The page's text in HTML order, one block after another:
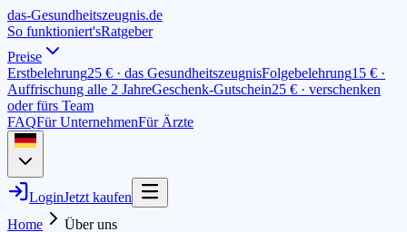
das-Gesundheitszeugnis.de
So funktioniert'sRatgeber
Preise
Erstbelehrung25 € · das GesundheitszeugnisFolgebelehrung15 € ·
Auffrischung alle 2 JahreGeschenk-Gutschein25 € · verschenken
oder fürs Team
FAQFür UnternehmenFür Ärzte
LoginJetzt kaufen
Home
Über uns